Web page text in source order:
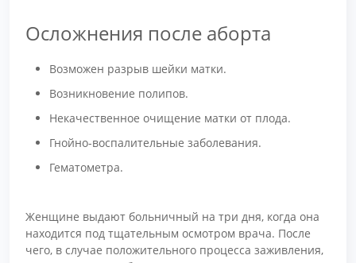
Осложнения после аборта
Возможен разрыв шейки матки.
Возникновение полипов.
Некачественное очищение матки от плода.
Гнойно-воспалительные заболевания.
Гематометра.
Женщине выдают больничный на три дня, когда она
находится под тщательным осмотром врача. После
чего, в случае положительного процесса заживления,